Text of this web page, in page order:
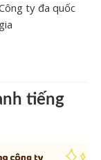
ty đa quốc
gia
tiếng